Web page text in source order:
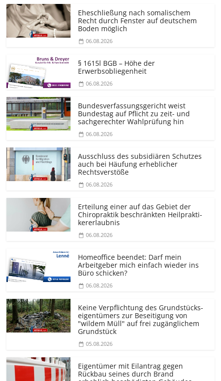
Eheschließung nach somalischem
Recht durch Fenster auf deutschem
Boden möglich
06.08.2026
§ 1615l BGB – Höhe der
Erwerbsobliegenheit
06.08.2026
Bundesver­fassungsgericht weist
Bundestag auf Pflicht zu zeit- und
sachgerechter Wahlprüfung hin
06.08.2026
Ausschluss des subsidiären Schutzes
auch bei Häufung erheblicher
Rechtsverstöße
06.08.2026
Erteilung einer auf das Gebiet der
Chiropraktik beschränkten Heilprakti­
kererlaubnis
06.08.2026
Homeoffice beendet: Darf mein
Arbeitgeber mich einfach wieder ins
Büro schicken?
06.08.2026
Keine Verpflichtung des Grundstücks­
eigentümers zur Beseitigung von
"wildem Müll" auf frei zugänglichem
Grundstück
05.08.2026
Eigentümer mit Eilantrag gegen
Rückbau seines durch Brand